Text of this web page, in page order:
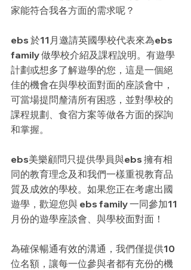
家能符合我各方面的需求呢？
ebs 於11月邀請英國學校代表來為ebs
family 做學校介紹及課程說明。有遊學
計劃或想多了解遊學的您，這是一個絕
佳的機會在與學校面對面的座談會中，
可當場提問釐清所有困惑，並對學校的
課程規劃、食宿方案等做各方面的探詢
和掌握。
ebs美樂顧問只提供學員與ebs 擁有相
同的教育理念及和我們一樣重視教育品
質及成效的學校。如果您正在考慮出國
遊學，歡迎您與 ebs family 一同參加11
月份的遊學座談會、與學校面對面！
為確保暢通有效的溝通，我們僅提供10
位名額，讓每一位參與者都有充份的機